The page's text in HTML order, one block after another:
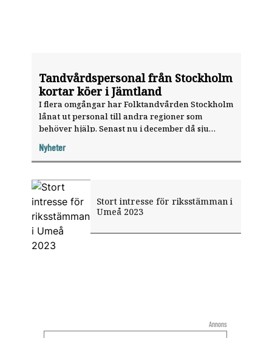
Tandvårdspersonal från Stockholm
kortar köer i Jämtland
I flera omgångar har Folktandvården Stockholm
lånat ut personal till andra regioner som
behöver hjälp. Senast nu i december då sju
Nyheter
Stort intresse för riksstämman i
Umeå 2023
Annons